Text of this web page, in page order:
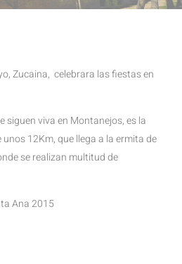
Zucaina, celebrara las fiestas en
siguen viva en Montanejos, es la
12Km, que llega a la ermita de
se realizan multitud de
Ana 2015